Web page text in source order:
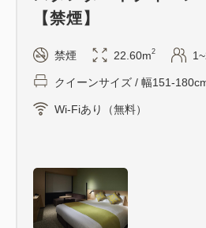
【禁煙】
禁煙 22.60m2
クイーンサイズ / 幅151-
Wi-Fiあり（無料）